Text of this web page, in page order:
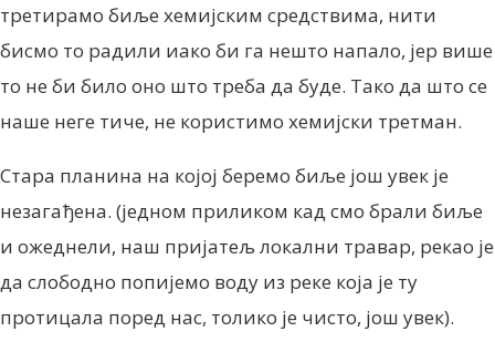
третирамо биље хемијским средствима, нити
бисмо то радили иако би га нешто напало, јер више
то не би било оно што треба да буде. Тако да што се
наше неге тиче, не користимо хемијски третман.
Стара планина на којој беремо биље још увек је
незагађена. (једном приликом кад смо брали биље
и ожеднели, наш пријатељ локални травар, рекао је
да слободно попијемо воду из реке која је ту
протицала поред нас, толико је чисто, још увек).